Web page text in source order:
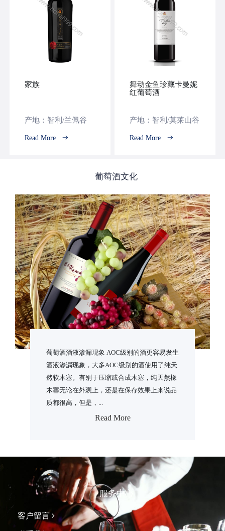
家族
产地：智利/兰佩谷
Read More
舞动金鱼珍藏卡曼妮
红葡萄酒
产地：智利/莫莱山谷
Read More
葡萄酒文化
葡萄酒酒液渗漏现象 AOC级别的酒更容易发生
酒液渗漏现象，大多AOC级别的酒使用了纯天
然软木塞。有别于压缩或合成木塞，纯天然橡
木塞无论在外观上，还是在保存效果上来说品
质都很高，但是，...
Read More
服务中心
客户留言